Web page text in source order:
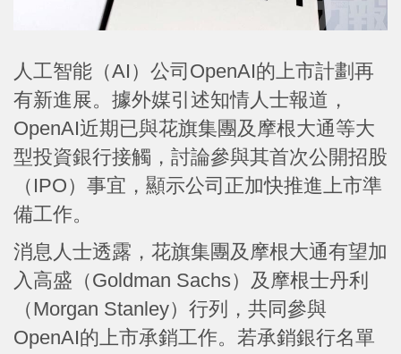
人工智能（AI）公司OpenAI的上市計劃再
有新進展。據外媒引述知情人士報道，
OpenAI近期已與花旗集團及摩根大通等大
型投資銀行接觸，討論參與其首次公開招股
（IPO）事宜，顯示公司正加快推進上市準
備工作。
消息人士透露，花旗集團及摩根大通有望加
入高盛（Goldman Sachs）及摩根士丹利
（Morgan Stanley）行列，共同參與
OpenAI的上市承銷工作。若承銷銀行名單